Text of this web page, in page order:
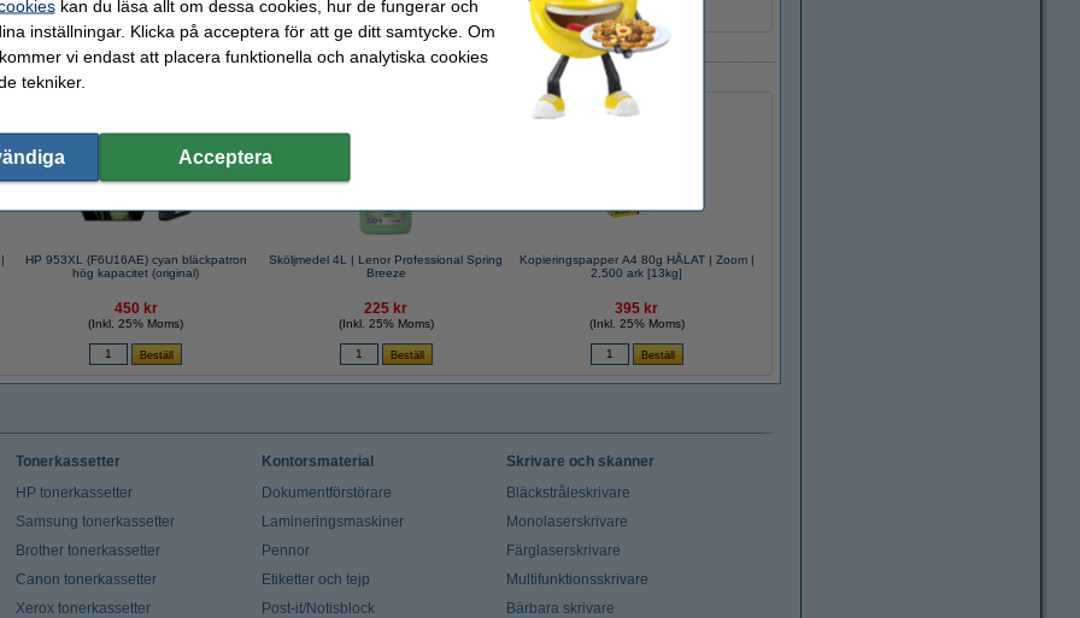
ofta även dessa produkter!
HP 953XL (F6U16AE) cyan bläckpatron
hög kapacitet (original)
450 kr
(Inkl. 25% Moms)
Sköljmedel 4L | Lenor Professional Spring
Breeze
225 kr
(Inkl. 25% Moms)
Kopieringspapper A4 80g HÅLAT | Zoom |
2,500 ark [13kg]
395 kr
(Inkl. 25% Moms)
Tonerkassetter
HP tonerkassetter
Samsung tonerkassetter
Brother tonerkassetter
Canon tonerkassetter
Xerox tonerkassetter
Kontorsmaterial
Dokumentförstörare
Lamineringsmaskiner
Pennor
Etiketter och tejp
Post-it/Notisblock
Skrivare och skanner
Bläckstråleskrivare
Monolaserskrivare
Färglaserskrivare
Multifunktionsskrivare
Bärbara skrivare
kan du läsa allt om dessa cookies, hur de fungerar och
inställningar. Klicka på acceptera för att ge ditt samtycke. Om
vi endast att placera funktionella och analytiska cookies
tekniker.
Acceptera